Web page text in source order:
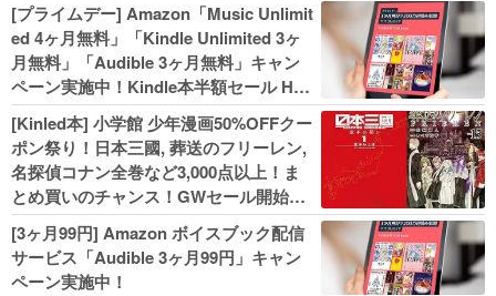
[プライムデー] Amazon「Music Unlimit
ed 4ヶ月無料」「Kindle Unlimited 3ヶ
月無料」「Audible 3ヶ月無料」キャン
ペーン実施中！Kindle本半額セール HU
NTER×HUNTERなど集英社、無職転生,
幼女戦記などKADOKAWA、キャプテン
翼100円セールも！
[Kinled本] 小学館 少年漫画50%OFFクー
ポン祭り！日本三國, 葬送のフリーレン,
名探偵コナン全巻など3,000点以上！ま
とめ買いのチャンス！GWセール開始！
人気コミック多数 カドカワ祭やIT関連本
がセールに！
[3ヶ月99円] Amazon ボイスブック配信
サービス「Audible 3ヶ月99円」キャン
ペーン実施中！